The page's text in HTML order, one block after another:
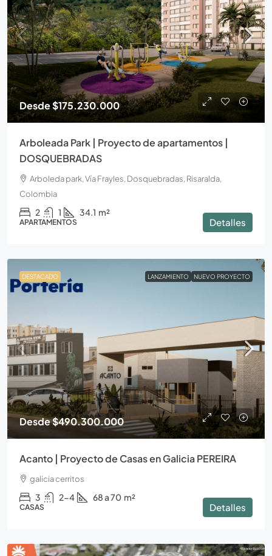
Desde$175.230.000
Arboleada Park | Proyecto de apartamentos |
DOSQUEBRADAS
Arboleda park, Vía Frayles, Dosquebradas, Risaralda,
Colombia
2 1 34.1 m²
APARTAMENTOS Detalles
DESTACADO LANZAMIENTO NUEVO PROYECTO
Desde$490.300.000
Acanto | Proyecto de Casas en Galicia PEREIRA
galicia cerritos
3 2-4 68 a 70 m²
CASAS Detalles